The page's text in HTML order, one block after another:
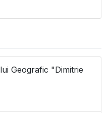
Geografic "Dimitrie